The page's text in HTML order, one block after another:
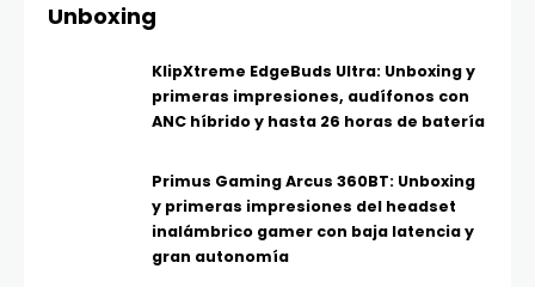
Unboxing
KlipXtreme EdgeBuds Ultra: Unboxing y
primeras impresiones, audífonos con
ANC híbrido y hasta 26 horas de batería
Primus Gaming Arcus 360BT: Unboxing
y primeras impresiones del headset
inalámbrico gamer con baja latencia y
gran autonomía